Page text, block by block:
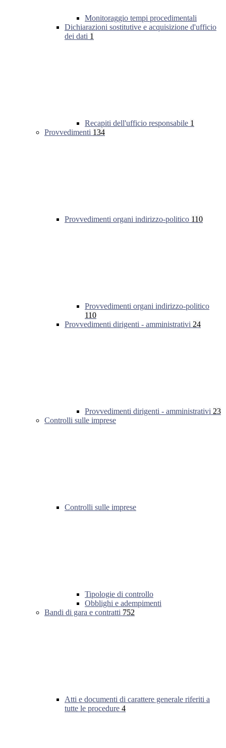
Monitoraggio tempi procedimentali
Dichiarazioni sostitutive e acquisizione d'ufficio
dei dati 1
Recapiti dell'ufficio responsabile 1
Provvedimenti 134
Provvedimenti organi indirizzo-politico 110
Provvedimenti organi indirizzo-politico
110
Provvedimenti dirigenti - amministrativi 24
Provvedimenti dirigenti - amministrativi 23
Controlli sulle imprese
Controlli sulle imprese
Tipologie di controllo
Obblighi e adempimenti
Bandi di gara e contratti 752
Atti e documenti di carattere generale riferiti a
tutte le procedure 4